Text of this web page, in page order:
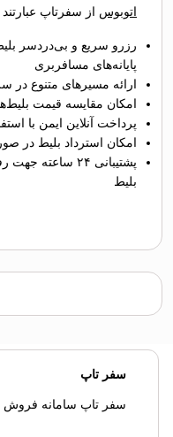
اتوبوس از سفرتاپ عبارتند
رزرو سریع و بی‌دردسر
پایانه‌های مسافربری
ارائه مسیرهای متنوع در
امکان مقایسه قیمت
پرداخت آنلاین ایمن با
امکان استرداد بلیط در
پشتیبانی ۲۴
بلیط
سفر تاپ
سفر تاپ سامانه